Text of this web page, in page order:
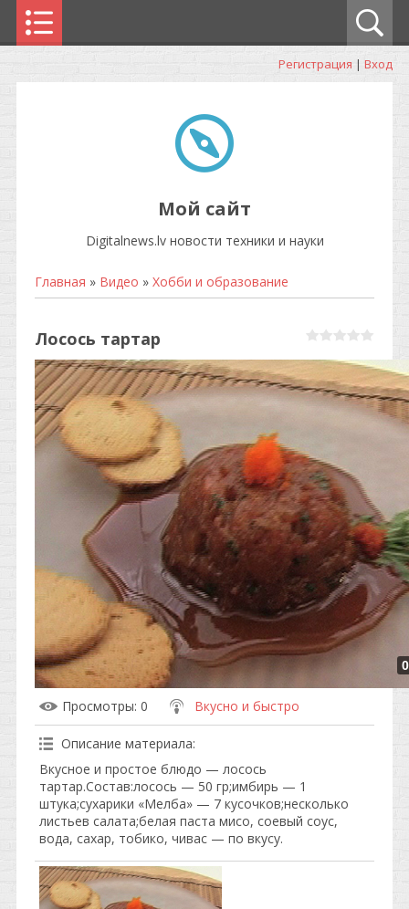
Регистрация | Вход
Мой сайт
Digitalnews.lv новости техники и науки
Главная » Видео » Хобби и образование
Лосось тартар
Просмотры: 0 Вкусно и быстро
Описание материала:
Вкусное и простое блюдо — лосось
тартар.Состав:лосось — 50 гр;имбирь — 1
штука;сухарики «Мелба» — 7 кусочков;несколько
листьев салата;белая паста мисо, соевый соус,
вода, сахар, тобико, чивас — по вкусу.